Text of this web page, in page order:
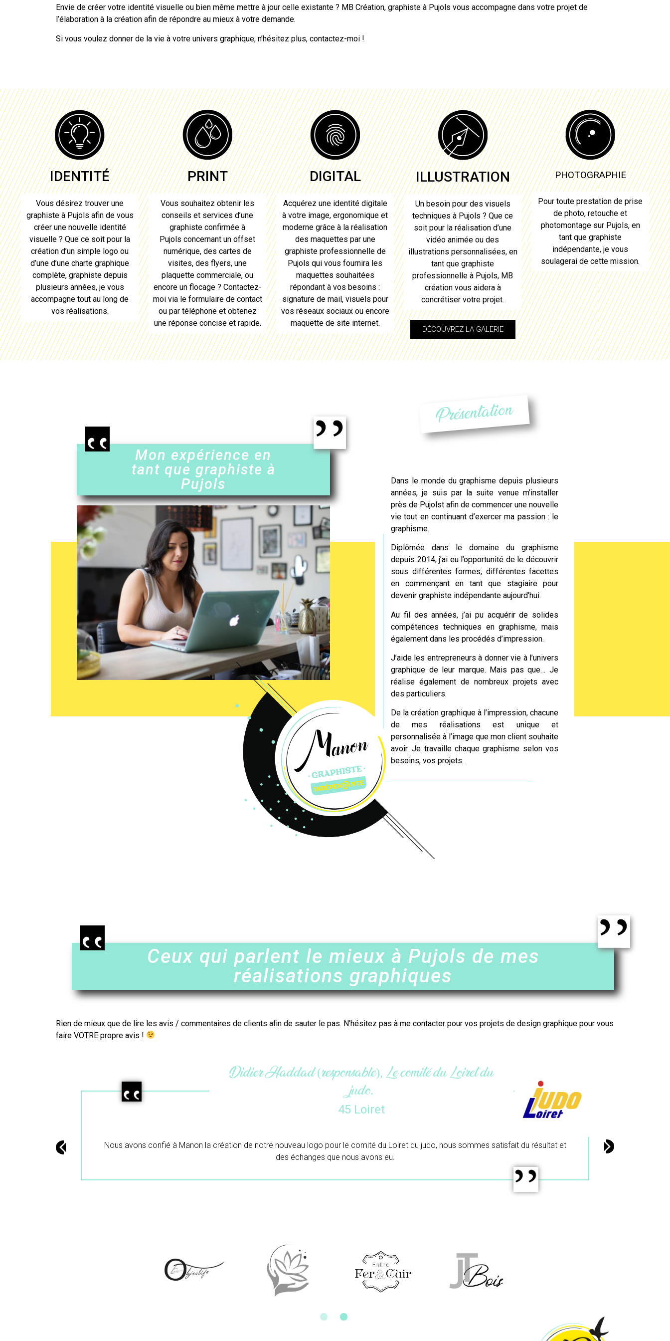
Envie de créer votre identité visuelle ou bien même mettre à jour celle existante ? MB Création, graphiste à Pujols vous accompagne dans votre projet de
l’élaboration à la création afin de répondre au mieux à votre demande.
Si vous voulez donner de la vie à votre univers graphique, n’hésitez plus, contactez-moi !
IDENTITÉ
Vous désirez trouver une
graphiste à Pujols afin de vous
créer une nouvelle identité
visuelle ? Que ce soit pour la
création d’un simple logo ou
d’une d’une charte graphique
complète, graphistedepuis
plusieurs années, je vous
accompagne tout au long de
vos réalisations.
PRINT
Vous souhaitez obtenir les
conseils et services d’une
graphiste confirmée à
Pujols concernant un offset
numérique, des cartes de
visites, des flyers, une
plaquette commerciale, ou
encore un flocage ? Contactez-
moi via le formulaire de contact
ou par téléphone et obtenez
une réponse concise et rapide.
DIGITAL
Acquérez une identité digitale
à votre image, ergonomique et
moderne grâce à la réalisation
des maquettes par une
graphiste professionnelle de
Pujols qui vous fournira les
maquettes souhaitées
répondant à vos besoins :
signature de mail, visuels pour
vos réseaux sociaux ou encore
maquette de site internet.
ILLUSTRATION
Un besoin pour des visuels
techniques à Pujols ? Que ce
soit pour la réalisation d’une
vidéo animée ou des
illustrations personnalisées, en
tant que graphiste
professionnelle à Pujols, MB
création vous aidera à
concrétiser votre projet.
DÉCOUVREZ LA GALERIE
PHOTOGRAPHIE
Pour toute prestation de prise
de photo, retouche et
photomontage sur Pujols, en
tant que graphiste
indépendante, je vous
soulagerai de cette mission.
Mon expérience en
tant que graphiste à
Pujols
Présentation
Dans le monde du graphisme depuis plusieurs
années, je suis par la suite venue m’installer
près de Pujolst afin de commencer une nouvelle
vie tout en continuant d’exercer ma passion : le
graphisme.
Diplômée dans le domaine du graphisme
depuis 2014, j’ai eu l’opportunité de le découvrir
sous différentes formes, différentes facettes
en commençant en tant que stagiaire pour
devenir graphiste indépendante aujourd’hui.
Au fil des années, j’ai pu acquérir de solides
compétences techniques en graphisme, mais
également dans les procédés d’impression.
J’aide les entrepreneurs à donner vie à l’univers
graphique de leur marque. Mais pas que… Je
réalise également de nombreux projets avec
des particuliers.
De la création graphique à l’impression, chacune
de mes réalisations est unique et
personnalisée à l’image que mon client souhaite
avoir. Je travaille chaque graphisme selon vos
besoins, vos projets.
Ceux qui parlent le mieux à Pujols de mes
réalisations graphiques
Rien de mieux que de lire les avis / commentaires de clients afin de sauter le pas. N’hésitez pas à me contacter pour vos projets de design graphique pour vous
faire VOTRE propre avis !
Maëlle (gérante), L’atelier du colibri.
33 Gironde
Merci beaucoup pour ton travail.